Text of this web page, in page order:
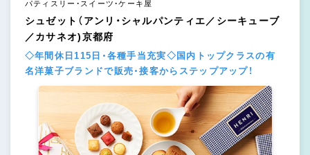
パティスリー・スイーツ・ケーキ屋
シュゼット（アンリ・シャルパンティエ／シーキューブ
／カサネオ)京都府
◇年間休日115日・各種手当充実◇国内トップクラスの有
名洋菓子ブランドで販売・接客からステップアップ！